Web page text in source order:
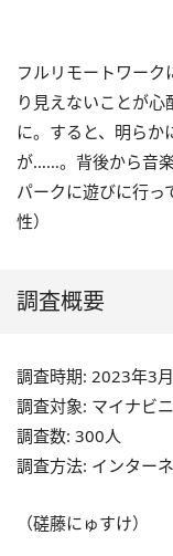
フルリモートワーク
り見えないことが
に。すると、明らか
が……。背後から音
パークに遊びに行っ
性）
調査概要
調査時期: 2023年3
調査対象: マイナビ
調査数: 300人
調査方法: インター
（磋藤にゅすけ）